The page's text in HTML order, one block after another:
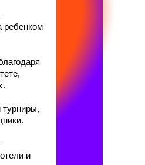
ребенком
турниры,
и